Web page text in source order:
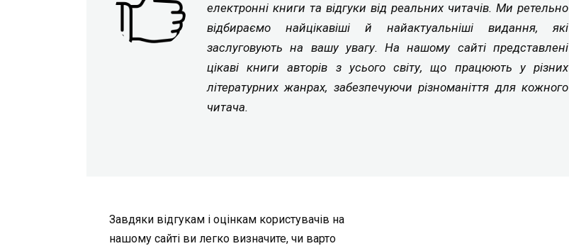
електронні книги та відгуки від реальних читачів. Ми ретельно
відбираємо найцікавіші й найактуальніші видання, які
заслуговують на вашу увагу. На нашому сайті представлені
цікаві книги авторів з усього світу, що працюють у різних
літературних жанрах, забезпечуючи різноманіття для кожного
читача.
Завдяки відгукам і оцінкам користувачів на
нашому сайті ви легко визначите, чи варто